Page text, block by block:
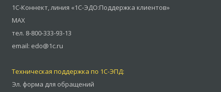
1С-Коннект,линия «1С-ЭДО:Поддержка клиентов»
MAX
тел. 8-800-333-93-13
email: edo@1c.ru
Техническая поддержка по 1С-ЭПД:
Эл. форма для обращений